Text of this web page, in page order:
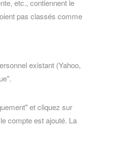
etc., contiennent le
pas classés comme
existant (Yahoo,
et cliquez sur
compte est ajouté. La